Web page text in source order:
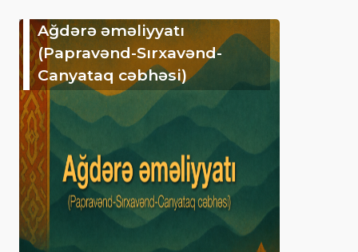
Ağdərə əməliyyatı
(Papravənd-Sırxavənd-
Canyataq cəbhəsi)